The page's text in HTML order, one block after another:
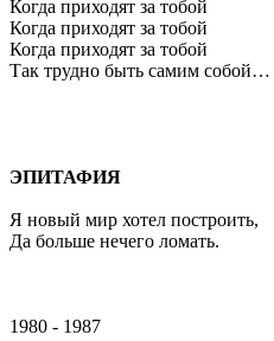
Когда приходят за тобой
Когда приходят за тобой
Когда приходят за тобой
Так трудно быть самим собой…
ЭПИТАФИЯ
Я новый мир хотел построить,
Да больше нечего ломать.
1980 - 1987